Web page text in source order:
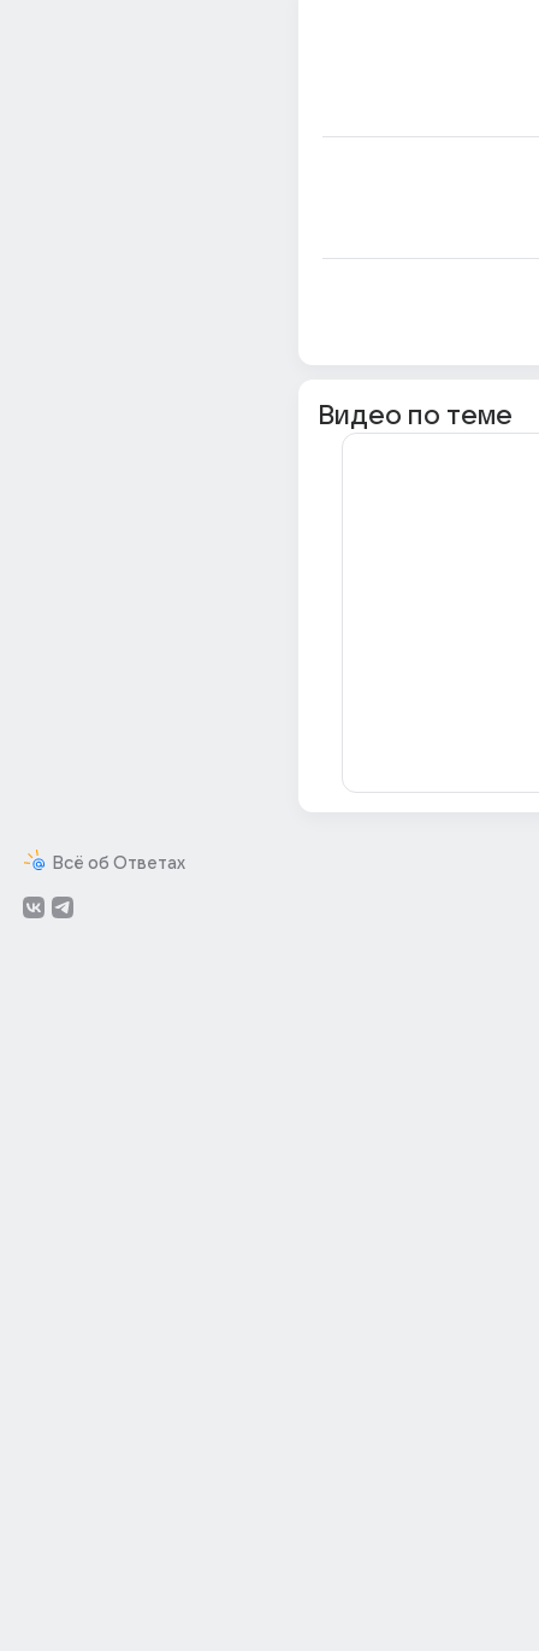
Всё об Ответах
Видео по теме